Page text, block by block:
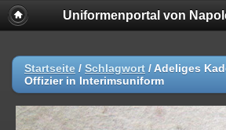
Uniformenportal von
Startseite / Schlagwort / Adeliges
Offizier in Interimsuniform